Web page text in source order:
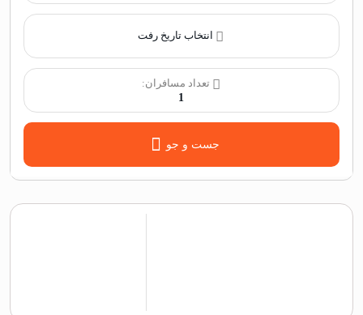
تعداد مسافران:
1
جست و جو